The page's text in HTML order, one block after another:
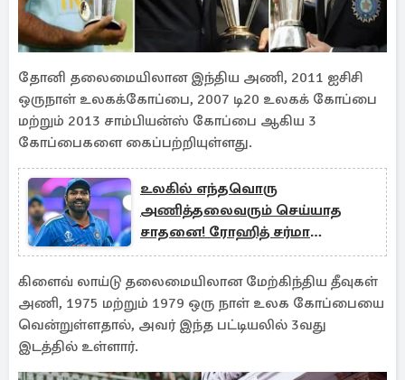
தோனி தலைமையிலான இந்திய அணி, 2011 ஐசிசி
ஒருநாள் உலகக்கோப்பை, 2007 டி20 உலகக் கோப்பை
மற்றும் 2013 சாம்பியன்ஸ் கோப்பை ஆகிய 3
கோப்பைகளை கைப்பற்றியுள்ளது.
உலகில் எந்தவொரு
அணித்தலைவரும் செய்யாத
சாதனை! ரோஹித் சர்மா
சாதித்தது என்ன தெரியுமா?
கிளைவ் லாய்டு தலைமையிலான மேற்கிந்திய தீவுகள்
அணி, 1975 மற்றும் 1979 ஒரு நாள் உலக கோப்பையை
வென்றுள்ளதால், அவர் இந்த பட்டியலில் 3வது
இடத்தில் உள்ளார்.